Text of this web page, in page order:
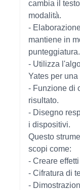
cambia il
modalità.
-
mantiene in
punteggiatura.
- Utilizza
Yates per
- Funzione di
risultato.
- Disegno
i dispositivi.
Questo
scopi come:
- Creare
- Cifratura di
-